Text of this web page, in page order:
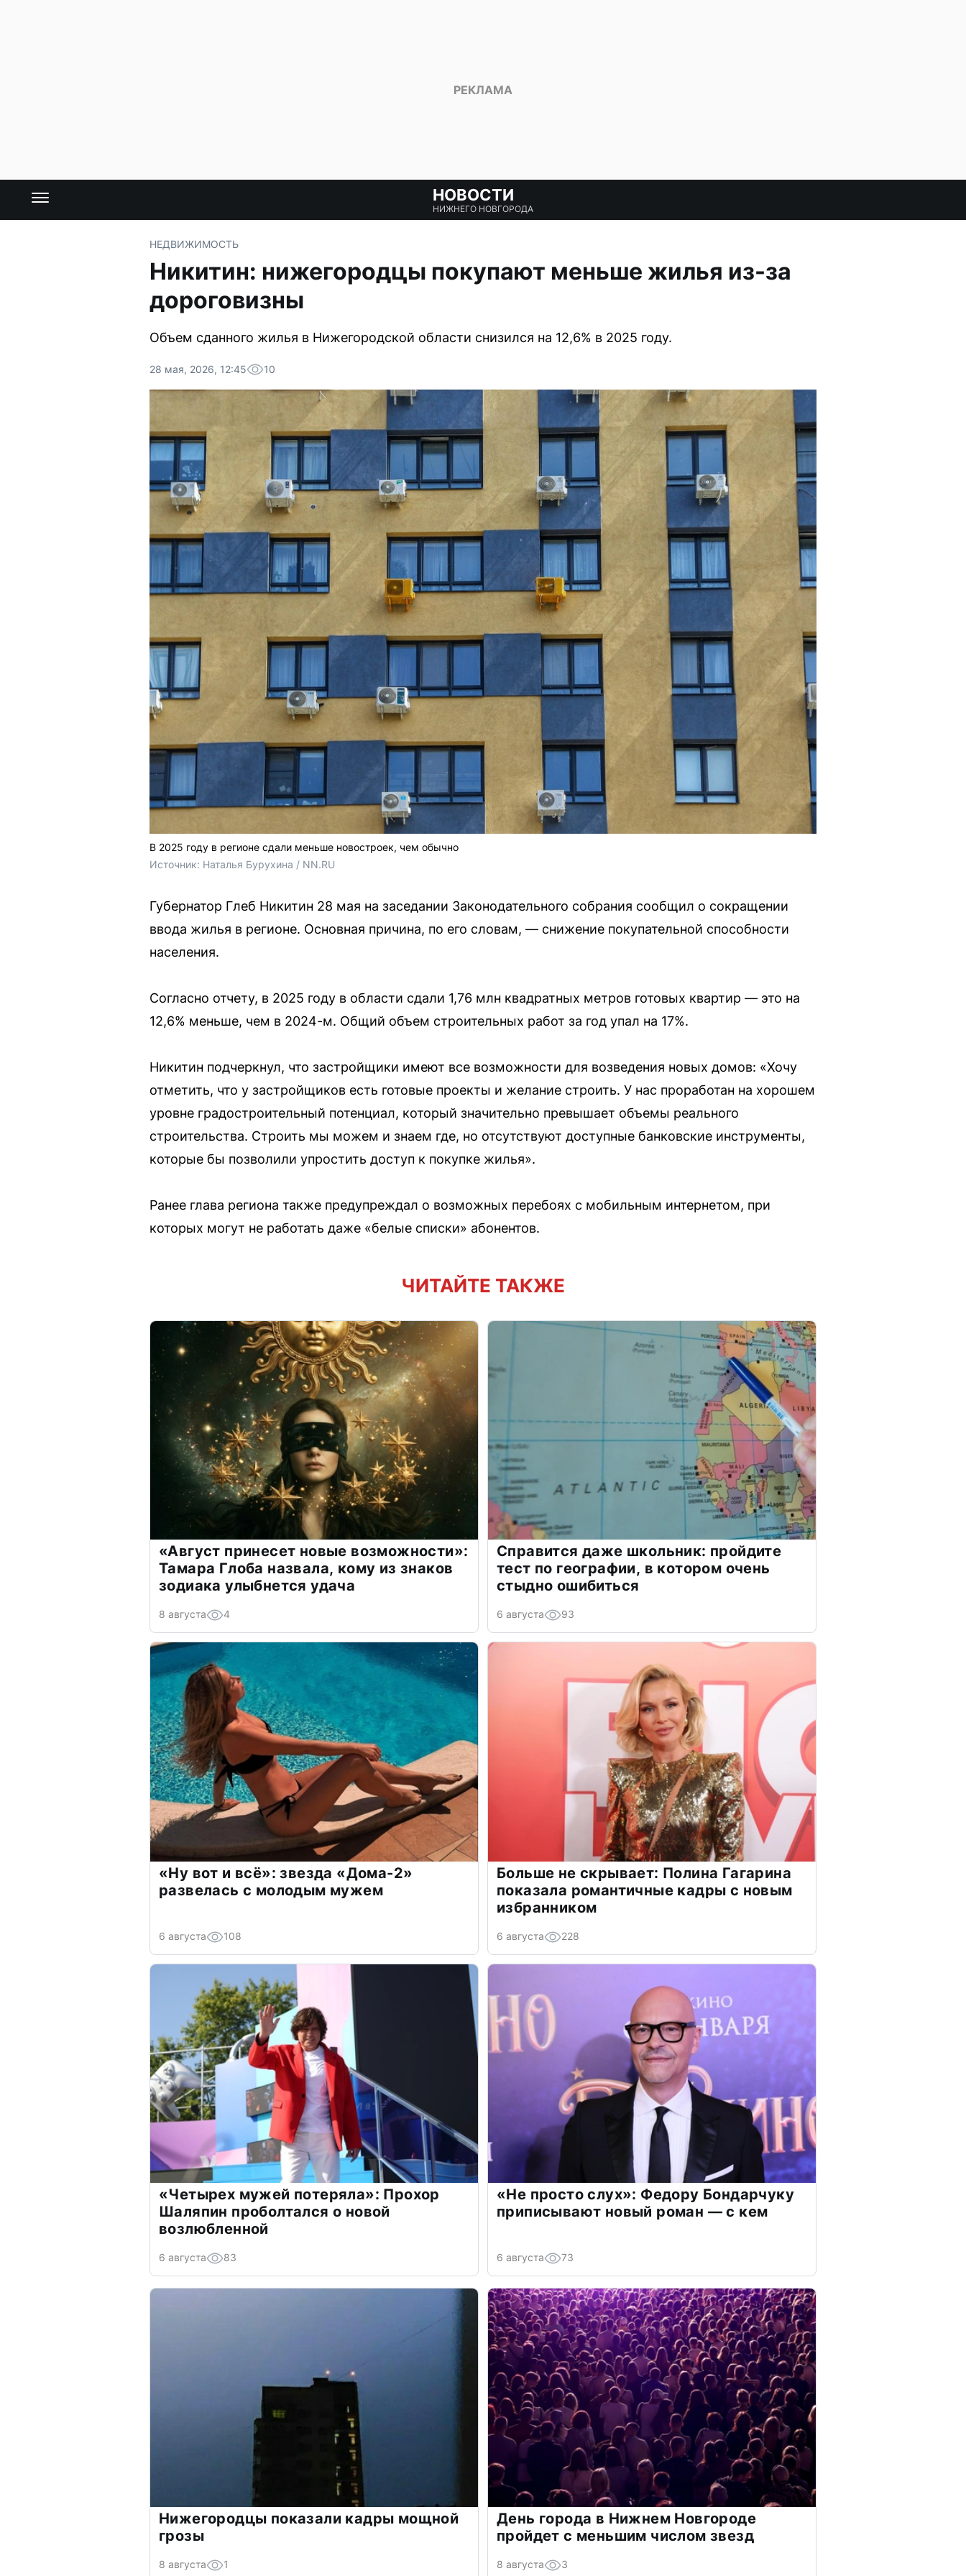
НОВОСТИ
НИЖНЕГО НОВГОРОДА
НЕДВИЖИМОСТЬ
Никитин: нижегородцы покупают меньше жилья из-за
дороговизны
Объем сданного жилья в Нижегородской области снизился на 12,6% в 2025 году.
28 мая, 2026, 12:45 10
В 2025 году в регионе сдали меньше новостроек, чем обычно
Источник: Наталья Бурухина / NN.RU
Губернатор Глеб Никитин 28 мая на заседании Законодательного собрания сообщил о сокращении
ввода жилья в регионе. Основная причина, по его словам, — снижение покупательной способности
населения.
Согласно отчету, в 2025 году в области сдали 1,76 млн квадратных метров готовых квартир — это на
12,6% меньше, чем в 2024-м. Общий объем строительных работ за год упал на 17%.
Никитин подчеркнул, что застройщики имеют все возможности для возведения новых домов: «Хочу
отметить, что у застройщиков есть готовые проекты и желание строить. У нас проработан на хорошем
уровне градостроительный потенциал, который значительно превышает объемы реального
строительства. Строить мы можем и знаем где, но отсутствуют доступные банковские инструменты,
которые бы позволили упростить доступ к покупке жилья».
Ранее глава региона также предупреждал о возможных перебоях с мобильным интернетом, при
которых могут не работать даже «белые списки» абонентов.
ЧИТАЙТЕ ТАКЖЕ
«Август принесет новые возможности»:
Тамара Глоба назвала, кому из знаков
зодиака улыбнется удача
8 августа 4
Справится даже школьник: пройдите
тест по географии, в котором очень
стыдно ошибиться
6 августа 93
«Ну вот и всё»: звезда «Дома-2»
развелась с молодым мужем
6 августа 108
Больше не скрывает: Полина Гагарина
показала романтичные кадры с новым
избранником
6 августа 228
«Четырех мужей потеряла»: Прохор
Шаляпин проболтался о новой
возлюбленной
6 августа 83
«Не просто слух»: Федору Бондарчуку
приписывают новый роман — с кем
6 августа 73
Нижегородцы показали кадры мощной
грозы
8 августа 1
День города в Нижнем Новгороде
пройдет с меньшим числом звезд
8 августа 3